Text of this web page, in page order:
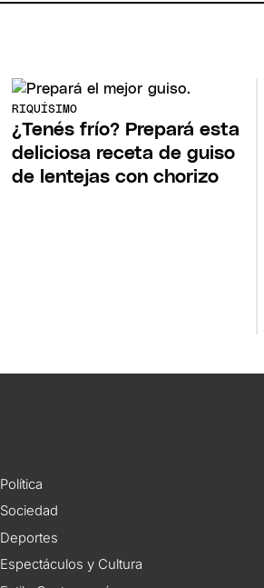
RIQUÍSIMO
¿Tenés frío? Prepará esta
deliciosa receta de guiso
de lentejas con chorizo
Política
Sociedad
Deportes
Espectáculos y Cultura